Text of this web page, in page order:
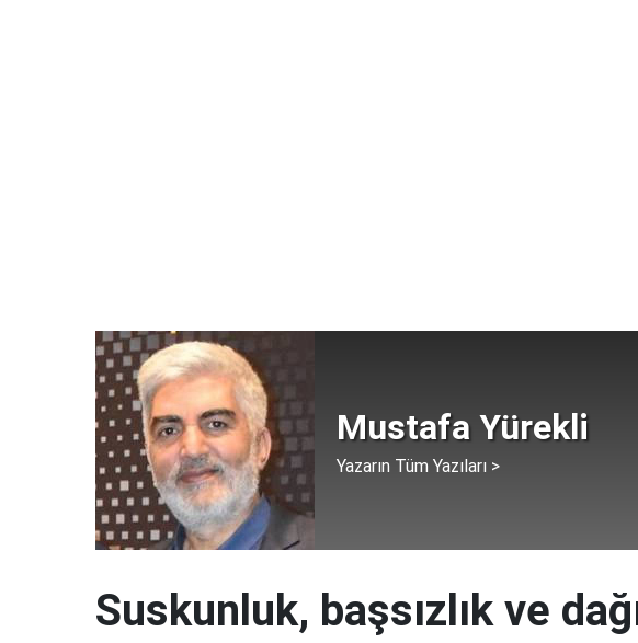
Mustafa Yürekli
Yazarın Tüm Yazıları >
Suskunluk, başsızlık ve